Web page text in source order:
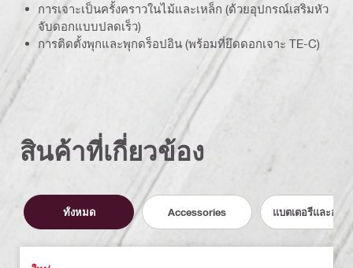
การเจาะเป็นครั้งคราวในไม้และเหล็ก (ด้วยอุปกรณ์เสริมหัว
จับดอกแบบปลดเร็ว)
การติดตั้งพุกและพุกดร็อปอิน (พร้อมที่ยึดดอกเจาะ TE-C)
สินค้าที่เกี่ยวข้อง
ทั้งหมด Accessories แบตเตอรี่และอุป